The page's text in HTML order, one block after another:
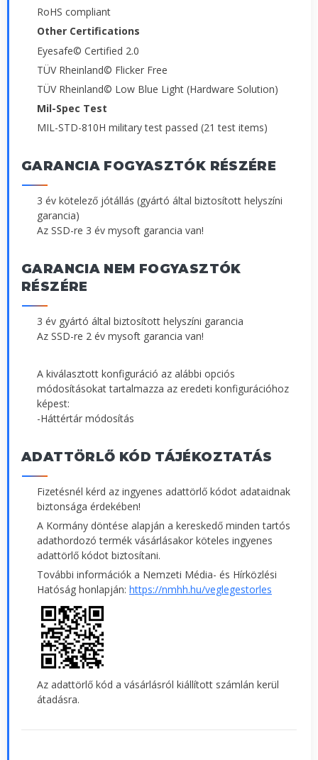
RoHS compliant
Other Certifications
Eyesafe© Certified 2.0
TÜV Rheinland© Flicker Free
TÜV Rheinland© Low Blue Light (Hardware Solution)
Mil-Spec Test
MIL-STD-810H military test passed (21 test items)
GARANCIA FOGYASZTÓK RÉSZÉRE
3 év kötelező jótállás (gyártó által biztosított helyszíni
garancia)
Az SSD-re 3 év mysoft garancia van!
GARANCIA NEM FOGYASZTÓK
RÉSZÉRE
3 év gyártó által biztosított helyszíni garancia
Az SSD-re 2 év mysoft garancia van!
A kiválasztott konfiguráció az alábbi opciós
módosításokat tartalmazza az eredeti konfigurációhoz
képest:
-Háttértár módosítás
ADATTÖRLŐ KÓD TÁJÉKOZTATÁS
Fizetésnél kérd az ingyenes adattörlő kódot adataidnak
biztonsága érdekében!
A Kormány döntése alapján a kereskedő minden tartós
adathordozó termék vásárlásakor köteles ingyenes
adattörlő kódot biztosítani.
További információk a Nemzeti Média- és Hírközlési
Hatóság honlapján: https://nmhh.hu/veglegestorles
Az adattörlő kód a vásárlásról kiállított számlán kerül
átadásra.